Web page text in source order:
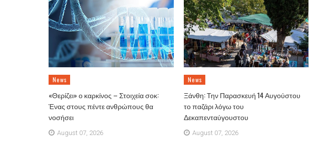
News
«Θερίζει» ο καρκίνος – Στοιχεία σοκ:
Ένας στους πέντε ανθρώπους θα
νοσήσει
August 07, 2026
News
Ξάνθη: Την Παρασκευή 14 Αυγούστου
το παζάρι λόγω του
Δεκαπενταύγουστου
August 07, 2026